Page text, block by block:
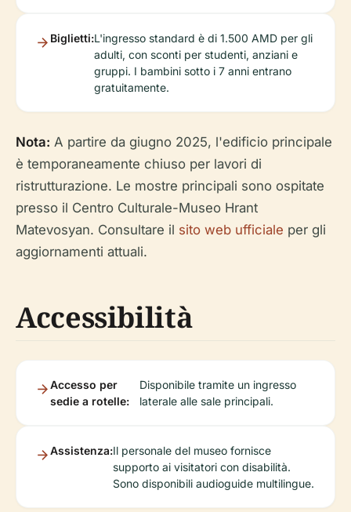
Biglietti:L'ingresso standard è di 1.500 AMD per gli
adulti, con sconti per studenti, anziani e
gruppi. I bambini sotto i 7 anni entrano
gratuitamente.
Nota: A partire da giugno 2025, l'edificio principale
è temporaneamente chiuso per lavori di
ristrutturazione. Le mostre principali sono ospitate
presso il Centro Culturale-Museo Hrant
Matevosyan. Consultare il sito web ufficiale per gli
aggiornamenti attuali.
Accessibilità
Accesso per
sedie a rotelle:
Disponibile tramite un ingresso
laterale alle sale principali.
Assistenza:Il personale del museo fornisce
supporto ai visitatori con disabilità.
Sono disponibili audioguide multilingue.